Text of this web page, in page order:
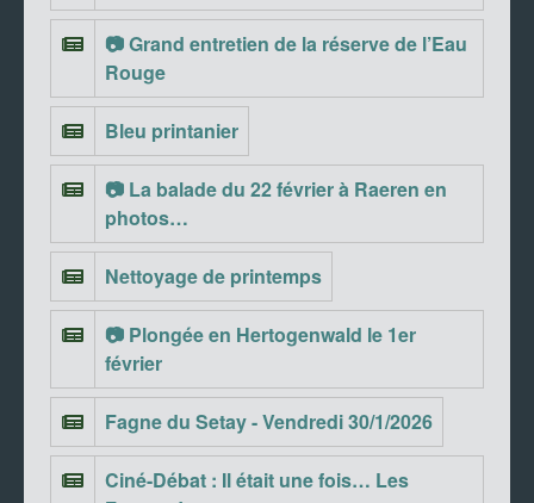
📷 Grand entretien de la réserve de l’Eau
Rouge
Bleu printanier
📷 La balade du 22 février à Raeren en
photos…
Nettoyage de printemps
📷 Plongée en Hertogenwald le 1er
février
Fagne du Setay - Vendredi 30/1/2026
Ciné-Débat : Il était une fois… Les